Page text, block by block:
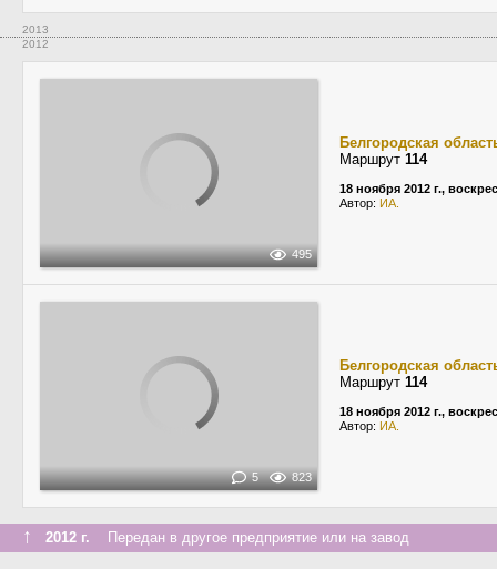
2013
2012
495
Белгородская
Маршрут 114
18 ноября 2012 г.,
Автор: ИА.
5 823
Белгородская
Маршрут 114
18 ноября 2012 г.,
Автор: ИА.
↑ 2012 г. Передан в другое предприятие или на завод